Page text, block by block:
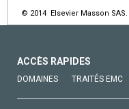
© 2014 Elsevier Masson
ACCÈS RAPIDES
DOMAINES TRAITÉS EMC